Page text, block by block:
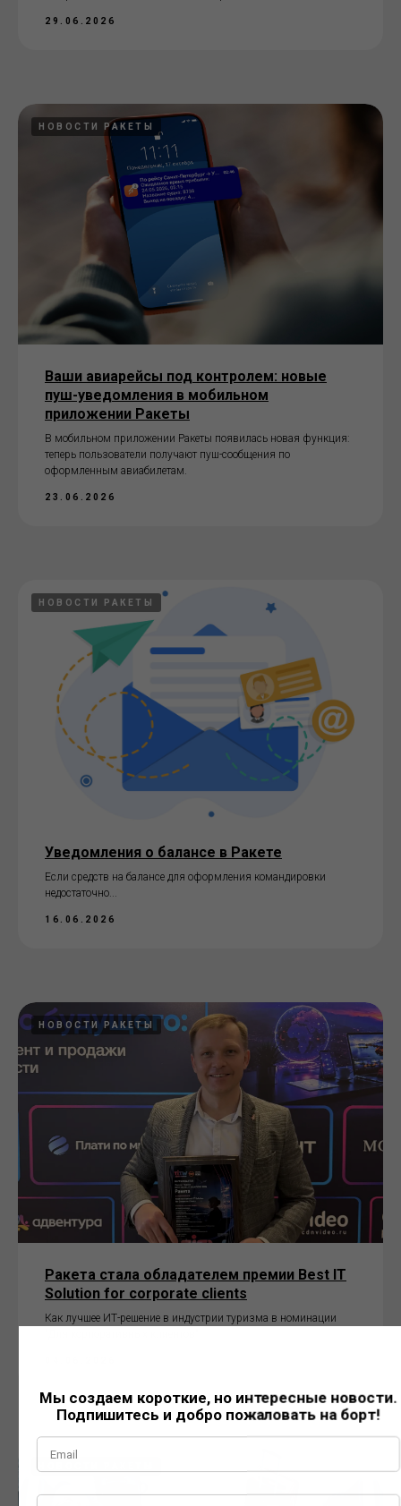
29.06.2026
НОВОСТИ РАКЕТЫ
Ваши авиарейсы под контролем: новые
пуш-уведомления в мобильном
приложении Ракеты
В мобильном приложении Ракеты появилась новая функция:
теперь пользователи получают пуш-сообщения по
оформленным авиабилетам.
23.06.2026
НОВОСТИ РАКЕТЫ
Уведомления о балансе в Ракете
Если средств на балансе для оформления командировки
недостаточно...
16.06.2026
НОВОСТИ РАКЕТЫ
Ракета стала обладателем премии Best IT
Solution for corporate clients
Как лучшее ИТ-решение в индустрии туризма в номинации